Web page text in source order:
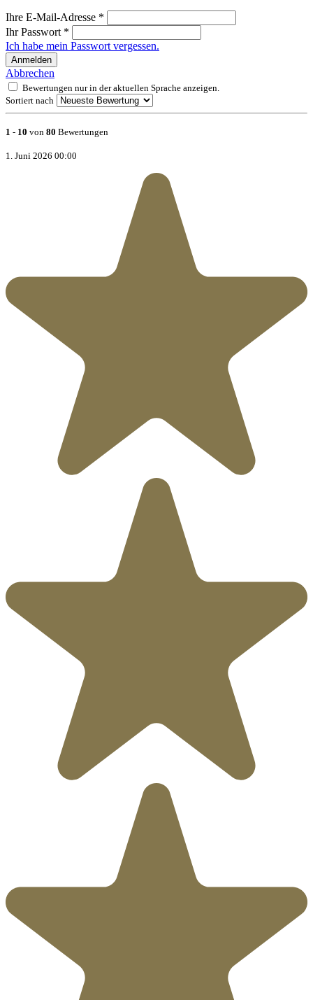
Ihre E-Mail-Adresse *
Ihr Passwort *
Ich habe mein Passwort vergessen.
Anmelden
Abbrechen
Bewertungen nur in der aktuellen Sprache anzeigen.
Sortiert nach
1 - 10 von 80 Bewertungen
1. Juni 2026 00:00